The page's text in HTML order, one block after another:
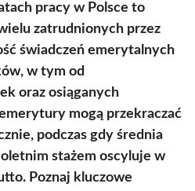
pracy w Polsce to
zatrudnionych przez
świadczeń emerytalnych
w tym od
oraz osiąganych
mogą przekraczać
podczas gdy średnia
stażem oscyluje w
Poznaj kluczowe